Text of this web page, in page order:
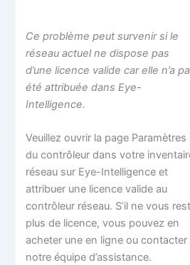
Ce problème peut survenir si le
réseau actuel ne dispose pas
d’une licence valide car elle n’a
été attribuée dans Eye-
Intelligence.
Veuillez ouvrir la page Paramètres
du contrôleur dans votre
réseau sur Eye-Intelligence et
attribuer une licence valide au
contrôleur réseau. S’il ne vous
plus de licence, vous pouvez en
acheter une en ligne ou contacter
notre équipe d’assistance.